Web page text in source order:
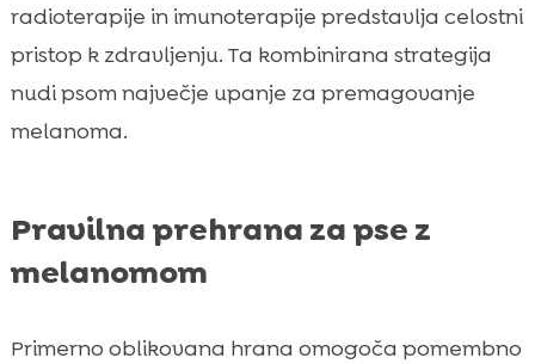
radioterapije in imunoterapije predstavlja celostni
pristop k zdravljenju. Ta kombinirana strategija
nudi psom največje upanje za premagovanje
melanoma.
Pravilna prehrana za pse z
melanomom
Primerno oblikovana hrana omogoča pomembno